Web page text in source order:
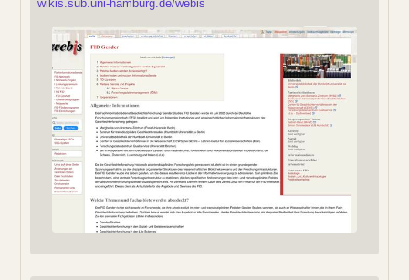
wikis.sub.uni-hamburg.de/webis